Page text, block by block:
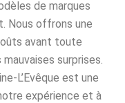
de marques
Nous offrons une
avant toute
surprises.
L’Evêque est une
expérience et à